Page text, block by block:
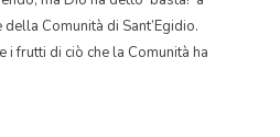
Comunità di Sant’Egidio.
i frutti di ciò che la Comunità ha